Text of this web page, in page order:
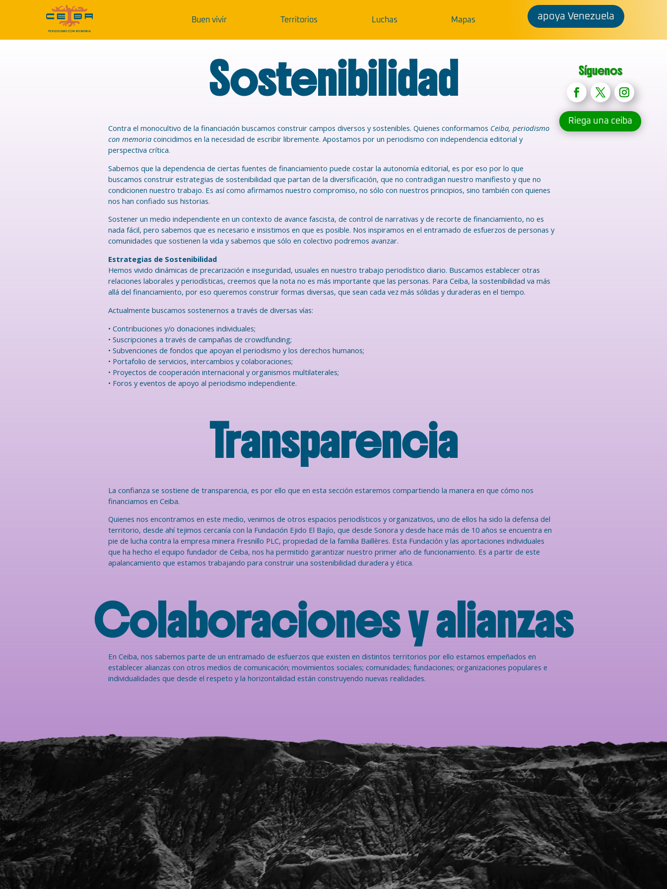
Buen vivir Territorios Luchas Mapas apoya Venezuela
Síguenos
Riega una ceiba
Sostenibilidad
Contra el monocultivo de la financiación buscamos construir campos diversos y sostenibles. Quienes conformamos Ceiba, periodismo
con memoria coincidimos en la necesidad de escribir libremente. Apostamos por un periodismo con independencia editorial y
perspectiva crítica.
Sabemos que la dependencia de ciertas fuentes de financiamiento puede costar la autonomía editorial, es por eso por lo que
buscamos construir estrategias de sostenibilidad que partan de la diversificación, que no contradigan nuestro manifiesto y que no
condicionen nuestro trabajo. Es así como afirmamos nuestro compromiso, no sólo con nuestros principios, sino también con quienes
nos han confiado sus historias.
Sostener un medio independiente en un contexto de avance fascista, de control de narrativas y de recorte de financiamiento, no es
nada fácil, pero sabemos que es necesario e insistimos en que es posible. Nos inspiramos en el entramado de esfuerzos de personas y
comunidades que sostienen la vida y sabemos que sólo en colectivo podremos avanzar.
Estrategias de Sostenibilidad
Hemos vivido dinámicas de precarización e inseguridad, usuales en nuestro trabajo periodístico diario. Buscamos establecer otras
relaciones laborales y periodísticas, creemos que la nota no es más importante que las personas. Para Ceiba, la sostenibilidad va más
allá del financiamiento, por eso queremos construir formas diversas, que sean cada vez más sólidas y duraderas en el tiempo.
Actualmente buscamos sostenernos a través de diversas vías:
• Contribuciones y/o donaciones individuales;
• Suscripciones a través de campañas de crowdfunding;
• Subvenciones de fondos que apoyan el periodismo y los derechos humanos;
• Portafolio de servicios, intercambios y colaboraciones;
• Proyectos de cooperación internacional y organismos multilaterales;
• Foros y eventos de apoyo al periodismo independiente.
Transparencia
La confianza se sostiene de transparencia, es por ello que en esta sección estaremos compartiendo la manera en que cómo nos
financiamos en Ceiba.
Quienes nos encontramos en este medio, venimos de otros espacios periodísticos y organizativos, uno de ellos ha sido la defensa del
territorio, desde ahí tejimos cercanía con la Fundación Ejido El Bajío, que desde Sonora y desde hace más de 10 años se encuentra en
pie de lucha contra la empresa minera Fresnillo PLC, propiedad de la familia Baillères. Esta Fundación y las aportaciones individuales
que ha hecho el equipo fundador de Ceiba, nos ha permitido garantizar nuestro primer año de funcionamiento. Es a partir de este
apalancamiento que estamos trabajando para construir una sostenibilidad duradera y ética.
Colaboraciones y alianzas
En Ceiba, nos sabemos parte de un entramado de esfuerzos que existen en distintos territorios por ello estamos empeñados en
establecer alianzas con otros medios de comunicación; movimientos sociales; comunidades; fundaciones; organizaciones populares e
individualidades que desde el respeto y la horizontalidad están construyendo nuevas realidades.